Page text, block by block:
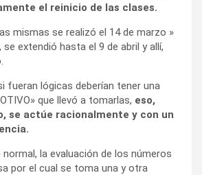
el reinicio de las clases.
mismas se realizó el 14 de marzo »
se extendió hasta el 9 de abril y allí,
fueran lógicas deberían tener una
que llevó a tomarlas, eso,
se actúe racionalmente y con un
la evaluación de los números
por el cual se toma una y otra